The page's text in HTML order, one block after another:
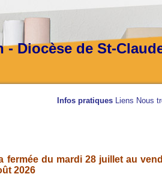
Infos pratiques Liens Nous
fermée du mardi 28 juillet au
2026
Diocèse de St-